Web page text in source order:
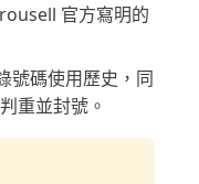
官方寫明的
號碼使用歷史，同
重並封號。